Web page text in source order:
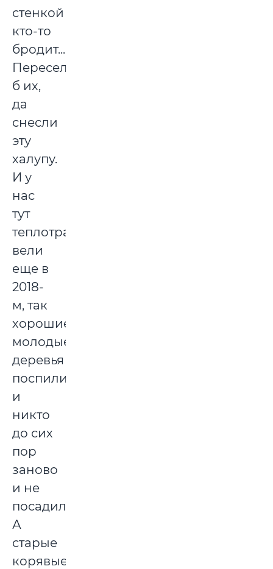
стенкой
кто-то
бродит...
Переселили
б их,
да
снесли
эту
халупу.
И у
нас
тут
теплотрассу
вели
еще в
2018-
м, так
хорошие
молодые
деревья
поспиливали,
и
никто
до сих
пор
заново
и не
посадил.
А
старые
корявые